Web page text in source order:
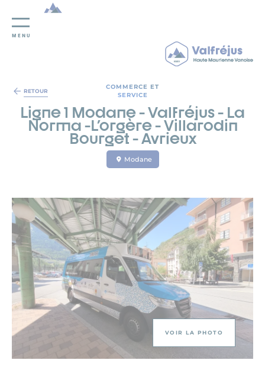
Panneau de gestion des cookies
MENU
RETOUR
COMMERCE ET
SERVICE
Ligne 1 Modane - Valfréjus - La
Norma -L'orgère - Villarodin
Bourget - Avrieux
Modane
VOIR LA PHOTO